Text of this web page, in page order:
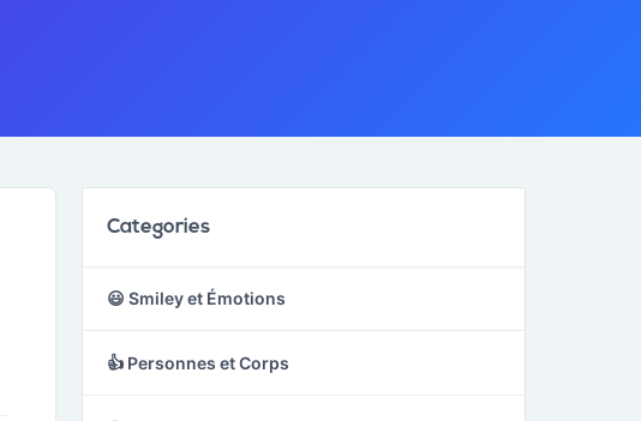
Categories
😃 Smiley et Émotions
👍 Personnes et Corps